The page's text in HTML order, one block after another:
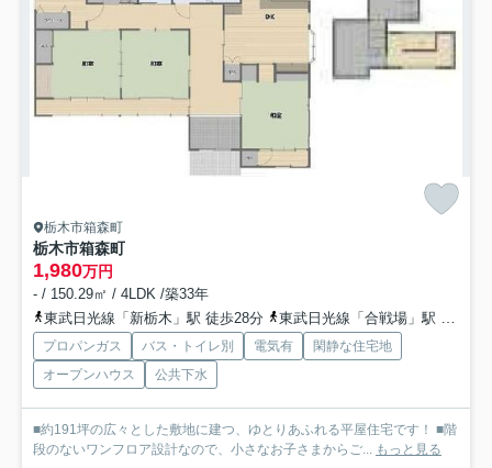
栃木市箱森町
栃木市箱森町
1,980万円
- / 150.29㎡ / 4LDK /築33年
東武日光線「新栃木」駅 徒歩28分
東武日光線「合戦場」駅 徒歩36分
プロパンガス バス・トイレ別 電気有
閑静な住宅地
オープンハウス
公共下水
■約191坪の広々とした敷地に建つ、ゆとりあふれる平屋住宅です！ ■階
段のないワンフロア設計なので、小さなお子さまからご... もっと見る